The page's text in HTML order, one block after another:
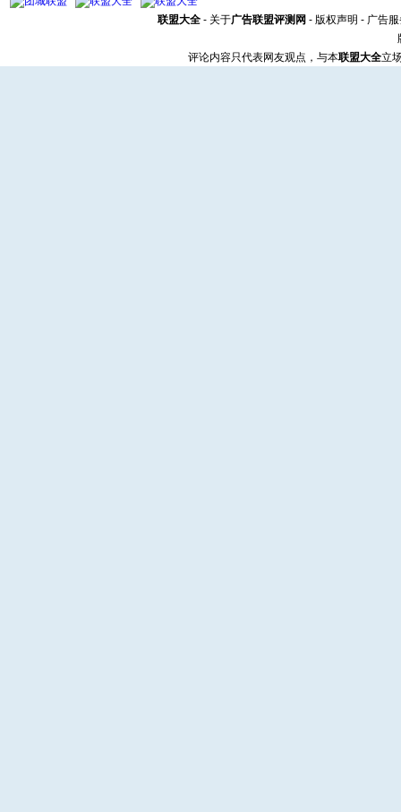
联盟大全 - 关于广告联盟评测网 - 版权声明 - 广告
评论内容只代表网友观点，与本联盟大全立